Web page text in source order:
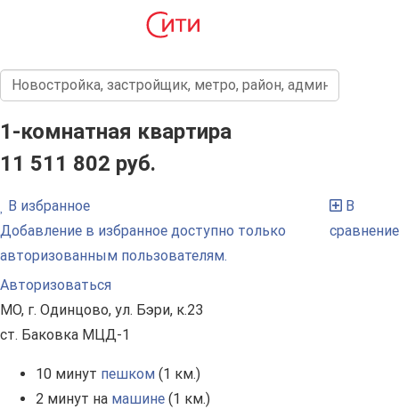
1-комнатная квартира
11 511 802 руб.
В избранное
Добавление в избранное доступно только
авторизованным пользователям.
Авторизоваться
В
сравнение
МО, г. Одинцово, ул. Бэри, к.23
ст. Баковка МЦД-1
10 минут пешком (1 км.)
2 минут на машине (1 км.)